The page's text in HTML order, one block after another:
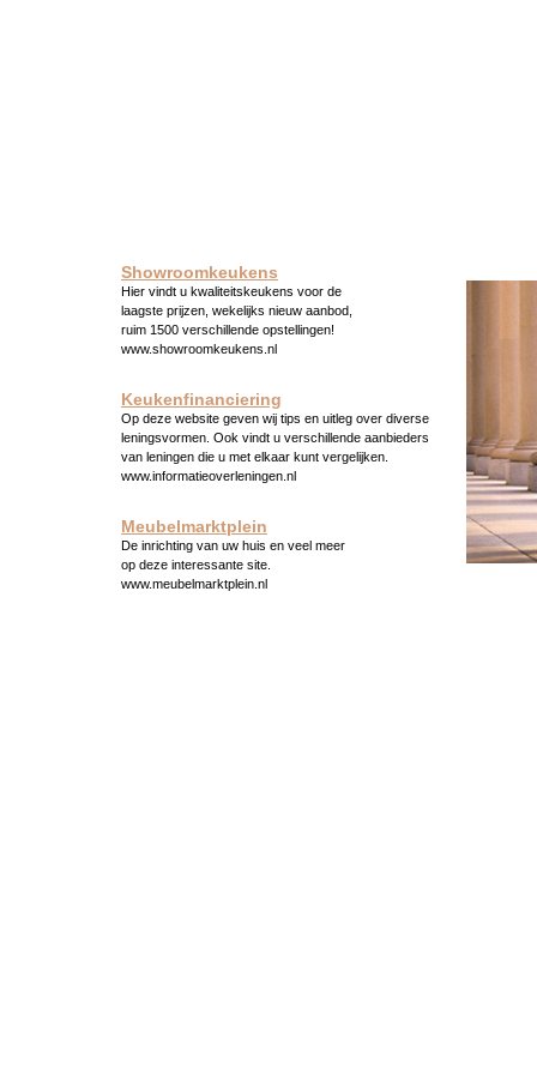
Showroomkeukens
Hier vindt u kwaliteitskeukens voor de
laagste prijzen, wekelijks nieuw aanbod,
ruim 1500 verschillende opstellingen!
www.showroomkeukens.nl
Keukenfinanciering
Op deze website geven wij tips en uitleg over diverse
leningsvormen. Ook vindt u verschillende aanbieders
van leningen die u met elkaar kunt vergelijken.
www.informatieoverleningen.nl
Meubelmarktplein
De inrichting van uw huis en veel meer
op deze interessante site.
www.meubelmarktplein.nl